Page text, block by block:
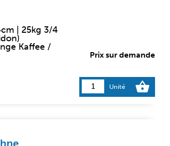
| 25kg 3/4
Kaffee /
Prix sur demande
Unité